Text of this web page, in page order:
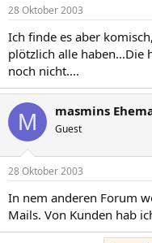
28 Oktober 2003
Ich finde es aber
plötzlich alle haben...Die
noch nicht....
M masmins
Guest
28 Oktober 2003
In nem anderen Forum
Mails. Von Kunden hab